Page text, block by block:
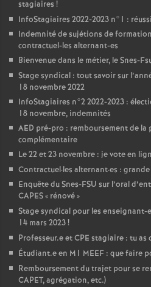
stagiaires !
InfoStagiaires 2022-2023 n°1 :
Indemnité de sujétions de
contractuel-les alternant-es
Bienvenue dans le métier, le Snes-
Stage syndical : tout savoir sur
18 novembre 2022
InfoStagiaires n°2 2022-2023 :
18 novembre, indemnités
AED pré-pro : remboursement de
complémentaire
Le 22 et 23 novembre : je vote en
Contractuel·les alternant·es :
Enquête du Snes-FSU sur l’oral
CAPES« rénové»
Stage syndical pour les enseignant-
14 mars 2023!
Professeur.e etCPE stagiaire : tu as
Étudiant.e en M1 MEEF : que faire
Remboursement du trajet pour se
CAPET, agrégation, etc.)